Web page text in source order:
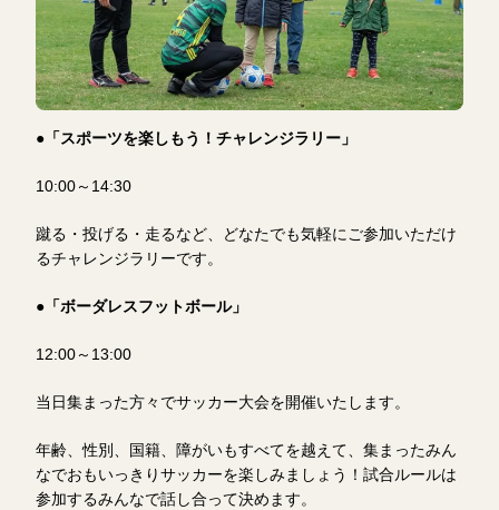
●「スポーツを楽しもう！チャレンジラリー」
10:00～14:30
蹴る・投げる・走るなど、どなたでも気軽にご参加いただけ
るチャレンジラリーです。
●「ボーダレスフットボール」
12:00～13:00
当日集まった方々でサッカー大会を開催いたします。
年齢、性別、国籍、障がいもすべてを越えて、集まったみん
なでおもいっきりサッカーを楽しみましょう！試合ルールは
参加するみんなで話し合って決めます。